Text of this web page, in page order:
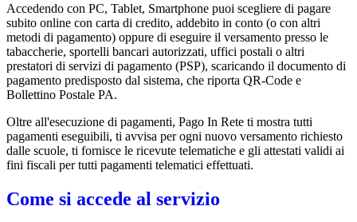
Accedendo con PC, Tablet, Smartphone puoi scegliere di pagare
subito online con carta di credito, addebito in conto (o con altri
metodi di pagamento) oppure di eseguire il versamento presso le
tabaccherie, sportelli bancari autorizzati, uffici postali o altri
prestatori di servizi di pagamento (PSP), scaricando il documento di
pagamento predisposto dal sistema, che riporta QR-Code e
Bollettino Postale PA.
Oltre all'esecuzione di pagamenti, Pago In Rete ti mostra tutti
pagamenti eseguibili, ti avvisa per ogni nuovo versamento richiesto
dalle scuole, ti fornisce le ricevute telematiche e gli attestati validi ai
fini fiscali per tutti pagamenti telematici effettuati.
Come si accede al servizio